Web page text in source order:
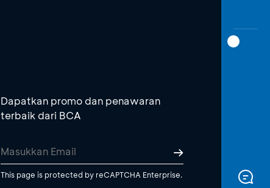
Dapatkan promo dan penawaran
terbaik dari BCA
This page is protected by reCAPTCHA Enterprise.